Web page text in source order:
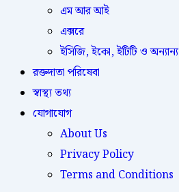
এম আর আই
এক্সরে
ইসিজি, ইকো, ইটিটি ও অন্যান্য
রক্তদাতা পরিষেবা
স্বাস্থ্য তথ্য
যোগাযোগ
About Us
Privacy Policy
Terms and Conditions